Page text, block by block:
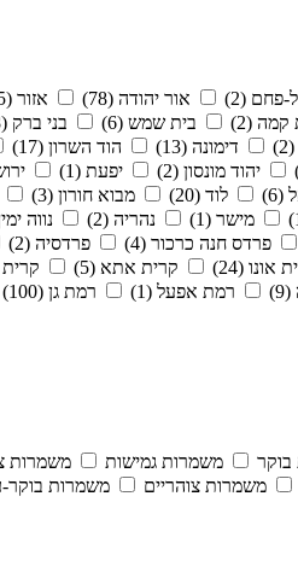
פחם (2) אור יהודה (78) אזור (5)
קמה (2) בית שמש (6) בני ברק (43)
דימונה (13) הוד השרון (17)
יהוד מונסון (2) יפעת (1)
(6) לוד (20) מבוא חורון (3)
מישר (1) נהריה (2) נווה
פרדס חנה כרכור (4) פרדסיה (2)
אונו (24) קרית אתא (5) קרית
רמת אפעל (1) רמת גן (100)
משמרות גמישות משמרות
משמרות צוהריים משמרות